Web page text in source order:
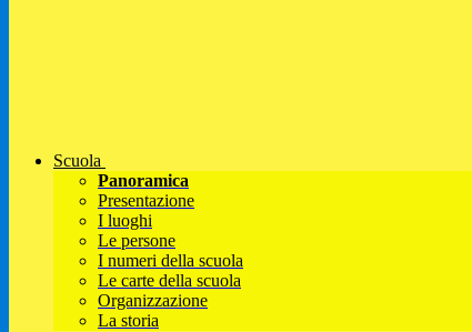
Scuola
Panoramica
Presentazione
I luoghi
Le persone
I numeri della scuola
Le carte della scuola
Organizzazione
La storia